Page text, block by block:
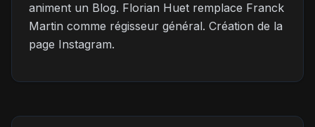
animent un Blog. Florian Huet remplace Franck
Martin comme régisseur général. Création de la
page Instagram.